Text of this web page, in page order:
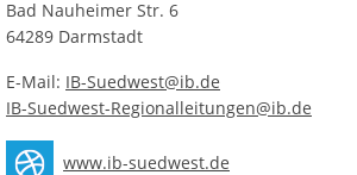
Bad Nauheimer Str. 6
64289 Darmstadt
E-Mail: IB-Suedwest@ib.de
IB-Suedwest-Regionalleitungen@ib.de
www.ib-suedwest.de